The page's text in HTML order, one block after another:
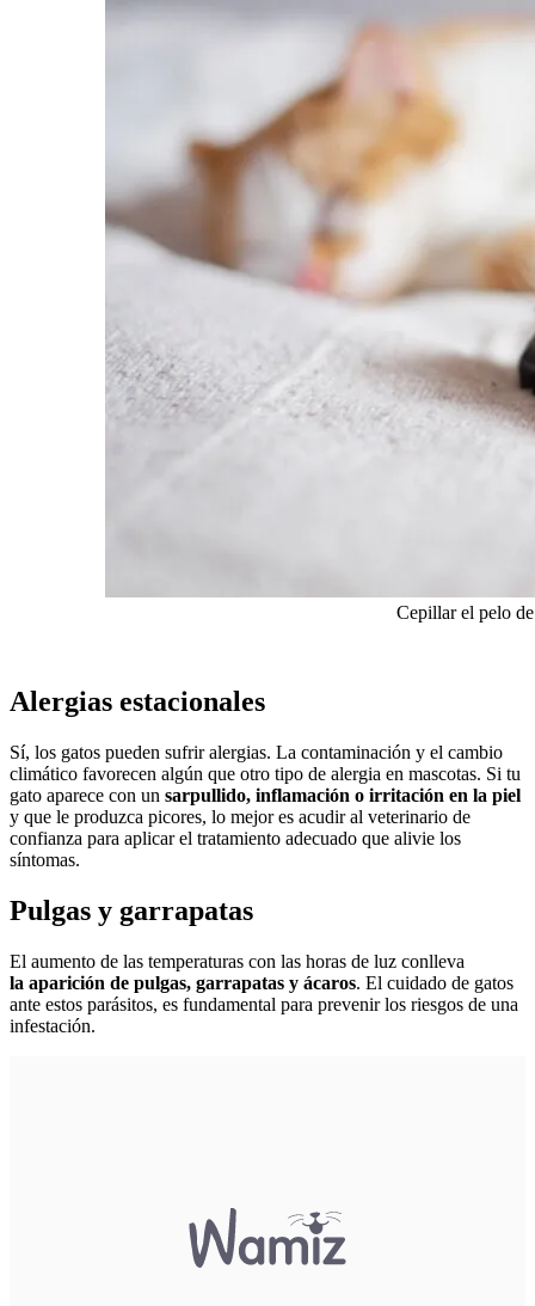
Cepillar el pelo
Alergias estacionales
Sí, los gatos pueden sufrir alergias. La contaminación y el cambio
climático favorecen algún que otro tipo de alergia en mascotas. Si tu
gato aparece con un sarpullido, inflamación o irritación en la piel
y que le produzca picores, lo mejor es acudir al veterinario de
confianza para aplicar el tratamiento adecuado que alivie los
síntomas.
Pulgas y garrapatas
El aumento de las temperaturas con las horas de luz conlleva
la aparición de pulgas, garrapatas y ácaros. El cuidado de gatos
ante estos parásitos, es fundamental para prevenir los riesgos de una
infestación.